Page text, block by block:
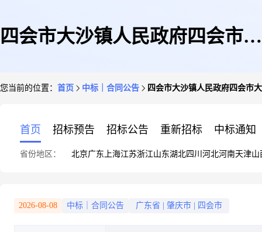
四会市大沙镇人民政府四会市大
您当前的位置： 首页 中标｜合同公告 四会市大沙镇人民政府四会市
首页 招标预告 招标公告 重新招标 中标通知
省份地区： 北京广东 上海江苏浙江山东湖北四川 河北河南天津山
2026-08-08 中标｜合同公告 广东省 肇庆市 四会市